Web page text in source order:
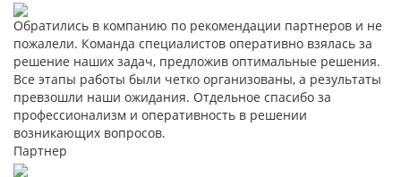
Обратились в компанию по рекомендации партнеров и не
пожалели. Команда специалистов оперативно взялась за
решение наших задач, предложив оптимальные решения.
Все этапы работы были четко организованы, а результаты
превзошли наши ожидания. Отдельное спасибо за
профессионализм и оперативность в решении
возникающих вопросов.
Партнер